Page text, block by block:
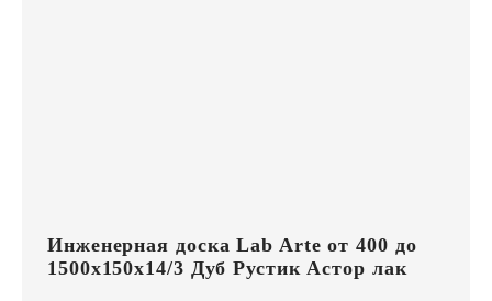
Инженерная доска Lab Arte от 400 до
1500х150х14/3 Дуб Рустик Астор лак